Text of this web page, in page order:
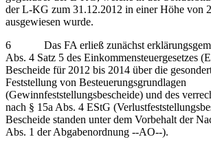
der L-KG zum 31.12.2012 in einer Höhe von
ausgewiesen wurde.
6 Das FA erließ zunächst
Abs. 4 Satz 5 des Einkommensteuergesetzes
Bescheide für 2012 bis 2014 über die
Feststellung von Besteuerungsgrundlagen
(Gewinnfeststellungsbescheide) und des
nach § 15a Abs. 4 EStG
Bescheide standen unter dem Vorbehalt der
Abs. 1 der Abgabenordnung ‑‑AO‑‑).